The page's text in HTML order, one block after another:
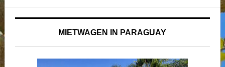
MIETWAGEN IN PARAGUAY